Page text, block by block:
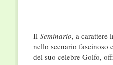
Il Seminario, a carattere
nello scenario fascinoso
del suo celebre Golfo,